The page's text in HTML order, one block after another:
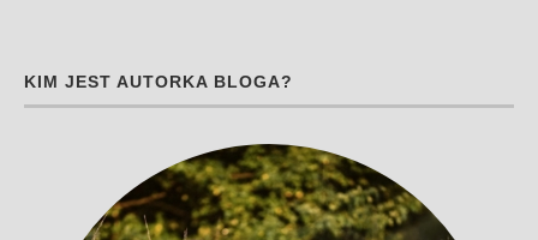
KIM JEST AUTORKA BLOGA?